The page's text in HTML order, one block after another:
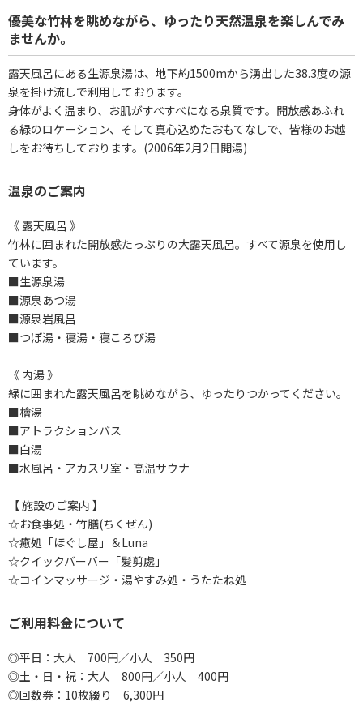
優美な竹林を眺めながら、ゆったり天然温泉を楽しんでみ
ませんか。
露天風呂にある生源泉湯は、地下約1500mから湧出した38.3度の源
泉を掛け流しで利用しております。
身体がよく温まり、お肌がすべすべになる泉質です。開放感あふれ
る緑のロケーション、そして真心込めたおもてなしで、皆様のお越
しをお待ちしております。(2006年2月2日開湯)
温泉のご案内
《 露天風呂 》
竹林に囲まれた開放感たっぷりの大露天風呂。すべて源泉を使用し
ています。
■生源泉湯
■源泉あつ湯
■源泉岩風呂
■つぼ湯・寝湯・寝ころび湯
《 内湯 》
緑に囲まれた露天風呂を眺めながら、ゆったりつかってください。
■檜湯
■アトラクションバス
■白湯
■水風呂・アカスリ室・高温サウナ
【 施設のご案内 】
☆お食事処・竹膳(ちくぜん)
☆癒処「ほぐし屋」＆Luna
☆クイックバーバー「髪剪處」
☆コインマッサージ・湯やすみ処・うたたね処
ご利用料金について
◎平日：大人 700円／小人 350円
◎土・日・祝：大人 800円／小人 400円
◎回数券：10枚綴り 6,300円